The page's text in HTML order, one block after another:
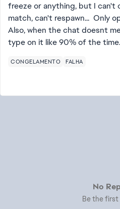
freeze or anything, but I
match, can't respawn... Only
Also, when the chat doesnt
type on it like 90% of the time.
CONGELAMENTO FALHA
No
Be the first